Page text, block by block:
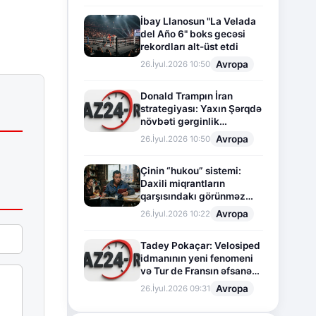
İbay Llanosun "La Velada
del Año 6" boks gecəsi
rekordları alt-üst etdi
26.İyul.2026 10:50 Avropa
Donald Trampın İran
strategiyası: Yaxın Şərqdə
növbəti gərginlik
mərhələsi
26.İyul.2026 10:50 Avropa
Çinin “hukou” sistemi:
Daxili miqrantların
qarşısındakı görünməz
sədd
26.İyul.2026 10:22 Avropa
Tadey Pokaçar: Velosiped
idmanının yeni fenomeni
və Tur de Fransın əfsanəvi
səhifəsi
26.İyul.2026 09:31 Avropa